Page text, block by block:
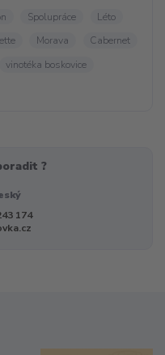
Spolupráce
Léto
Morava
Cabernet
vinotéka boskovice
?
174